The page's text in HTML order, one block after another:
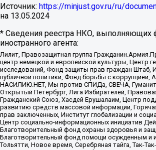
Источник: https://minjust.gov.ru/ru/
на 13.05.2024
* Сведения реестра НКО, выполняющих
иностранного агента:
Лилит, Правозащитная группа
центр немецкой и европейской культуры, Центр
исследований, Фонд защиты прав граждан Штаб,
публичной политики, Фонд борьбы с коррупцией,
НАСИЛИЮ.НЕТ, Мы против СПИДа, СВЕЧА,
Открытый Петербург, Лига Избирателей,
Гражданский Союз, Хасдей Ерушалаим, Центр
развитию средств массовой информации,
прав заключенных, Институт глобализации и
Центр социально-информационных инициатив
Благотворительный фонд охраны здоровья и
Благотворительный фонд помощи осужденным и
Тольятти, Новое время, Серебряная тайга, Так-